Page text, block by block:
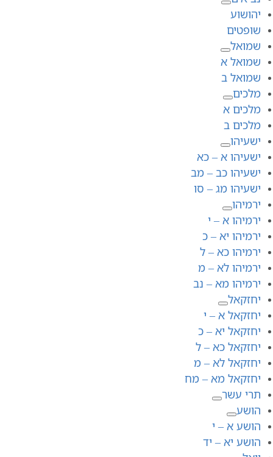
יהושוע
שופטים
שמואל
שמואל א
שמואל ב
מלכים
מלכים א
מלכים ב
ישעיהו
ישעיהו א – כא
ישעיהו כב – מב
ישעיהו מג – סו
ירמיהו
ירמיהו א – י
ירמיהו יא – כ
ירמיהו כא – ל
ירמיהו לא – מ
ירמיהו מא – נב
יחזקאל
יחזקאל א – י
יחזקאל יא – כ
יחזקאל כא – ל
יחזקאל לא – מ
יחזקאל מא – מח
תרי עשר
הושע
הושע א – י
הושע יא – יד